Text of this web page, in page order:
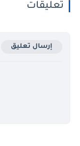
تعليقات
إرسال تعليق